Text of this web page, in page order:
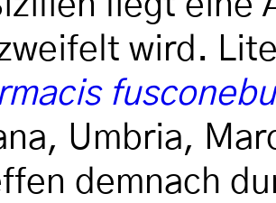
wird.
Umbria,
demnach